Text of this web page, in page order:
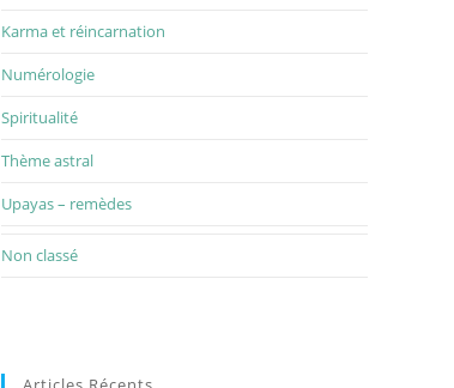
Karma et réincarnation
Numérologie
Spiritualité
Thème astral
Upayas – remèdes
Non classé